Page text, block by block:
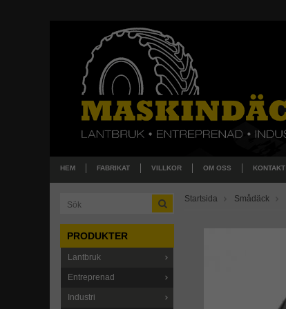
HEM FABRIKAT VILLKOR OM OSS KONTAKT
PRODUKTER
Lantbruk
Entreprenad
Industri
Startsida Smådäck